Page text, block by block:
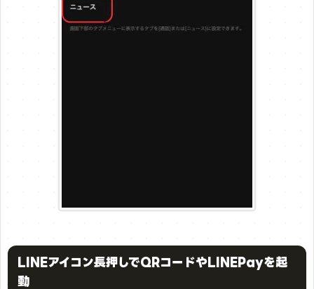
LINEアイコン長押しでQRコードやLINEPayを起
動